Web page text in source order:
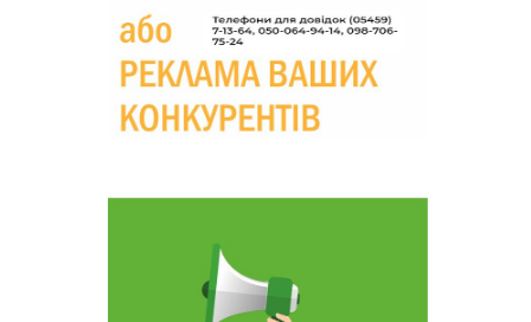
09:26
05 сер
нотаріальному документі
виявлено описку?
18:39
04 сер
діти та ветерани разом
створюють унікальний
до втраченого дому
Пишіть листи самому